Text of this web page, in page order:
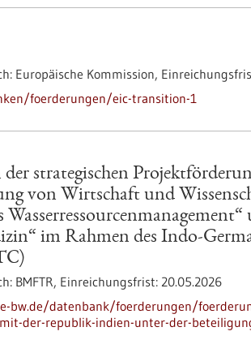
Europäische Kommission,
foerderungen/eic-transition-1
strategischen
von Wirtschaft und
im Rahmen des Indo-
BMFTR, Einreichungsfrist: 20.05.2026
bw.de/datenbank/foerderungen/
der-republik-indien-unter-der-